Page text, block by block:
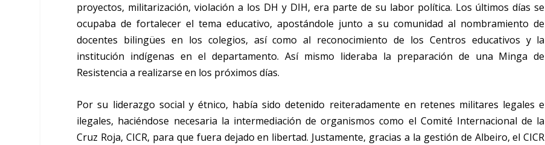
proyectos, militarización, violación a los DH y DIH, era parte de su labor política. Los últimos días se
ocupaba de fortalecer el tema educativo, apostándole junto a su comunidad al nombramiento de
docentes bilingües en los colegios, así como al reconocimiento de los Centros educativos y la
institución indígenas en el departamento. Así mismo lideraba la preparación de una Minga de
Resistencia a realizarse en los próximos días.
Por su liderazgo social y étnico, había sido detenido reiteradamente en retenes militares legales e
ilegales, haciéndose necesaria la intermediación de organismos como el Comité Internacional de la
Cruz Roja, CICR, para que fuera dejado en libertad. Justamente, gracias a la gestión de Albeiro, el CICR